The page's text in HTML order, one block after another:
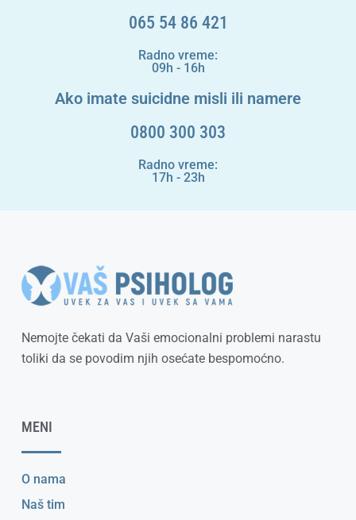
065 54 86 421
Radno vreme:
09h - 16h
Ako imate suicidne misli ili namere
0800 300 303
Radno vreme:
17h - 23h
Nemojte čekati da Vaši emocionalni problemi narastu
toliki da se povodim njih osećate bespomoćno.
MENI
O nama
Naš tim